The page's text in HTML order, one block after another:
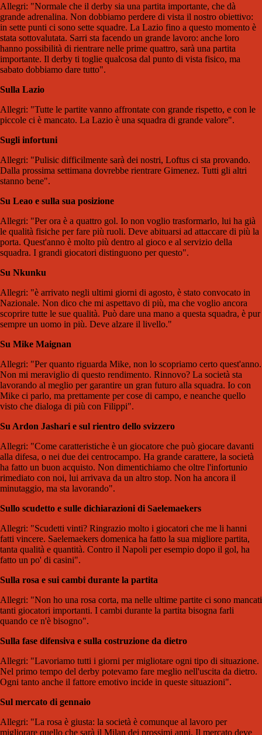
Allegri: "Normale che il derby sia una partita importante, che dà
grande adrenalina. Non dobbiamo perdere di vista il nostro obiettivo:
in sette punti ci sono sette squadre. La Lazio fino a questo momento è
stata sottovalutata. Sarri sta facendo un grande lavoro: anche loro
hanno possibilità di rientrare nelle prime quattro, sarà una partita
importante. Il derby ti toglie qualcosa dal punto di vista fisico, ma
sabato dobbiamo dare tutto".
Sulla Lazio
Allegri: "Tutte le partite vanno affrontate con grande rispetto, e con le
piccole ci è mancato. La Lazio è una squadra di grande valore".
Sugli infortuni
Allegri: "Pulisic difficilmente sarà dei nostri, Loftus ci sta provando.
Dalla prossima settimana dovrebbe rientrare Gimenez. Tutti gli altri
stanno bene".
Su Leao e sulla sua posizione
Allegri: "Per ora è a quattro gol. Io non voglio trasformarlo, lui ha già
le qualità fisiche per fare più ruoli. Deve abituarsi ad attaccare di più la
porta. Quest'anno è molto più dentro al gioco e al servizio della
squadra. I grandi giocatori distinguono per questo".
Su Nkunku
Allegri: "è arrivato negli ultimi giorni di agosto, è stato convocato in
Nazionale. Non dico che mi aspettavo di più, ma che voglio ancora
scoprire tutte le sue qualità. Può dare una mano a questa squadra, è pur
sempre un uomo in più. Deve alzare il livello."
Su Mike Maignan
Allegri: "Per quanto riguarda Mike, non lo scopriamo certo quest'anno.
Non mi meraviglio di questo rendimento. Rinnovo? La società sta
lavorando al meglio per garantire un gran futuro alla squadra. Io con
Mike ci parlo, ma prettamente per cose di campo, e neanche quello
visto che dialoga di più con Filippi".
Su Ardon Jashari e sul rientro dello svizzero
Allegri: "Come caratteristiche è un giocatore che può giocare davanti
alla difesa, o nei due dei centrocampo. Ha grande carattere, la società
ha fatto un buon acquisto. Non dimentichiamo che oltre l'infortunio
rimediato con noi, lui arrivava da un altro stop. Non ha ancora il
minutaggio, ma sta lavorando".
Sullo scudetto e sulle dichiarazioni di Saelemaekers
Allegri: "Scudetti vinti? Ringrazio molto i giocatori che me li hanni
fatti vincere. Saelemaekers domenica ha fatto la sua migliore partita,
tanta qualità e quantità. Contro il Napoli per esempio dopo il gol, ha
fatto un po' di casini".
Sulla rosa e sui cambi durante la partita
Allegri: "Non ho una rosa corta, ma nelle ultime partite ci sono mancati
tanti giocatori importanti. I cambi durante la partita bisogna farli
quando ce n'è bisogno".
Sulla fase difensiva e sulla costruzione da dietro
Allegri: "Lavoriamo tutti i giorni per migliotare ogni tipo di situazione.
Nel primo tempo del derby potevamo fare meglio nell'uscita da dietro.
Ogni tanto anche il fattore emotivo incide in queste situazioni".
Sul mercato di gennaio
Allegri: "La rosa è giusta: la società è comunque al lavoro per
migliorare quello che sarà il Milan dei prossimi anni. Il mercato deve